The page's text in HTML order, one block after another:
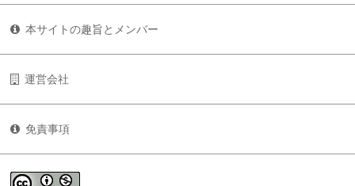
本サイトの趣旨とメンバー
運営会社
免責事項